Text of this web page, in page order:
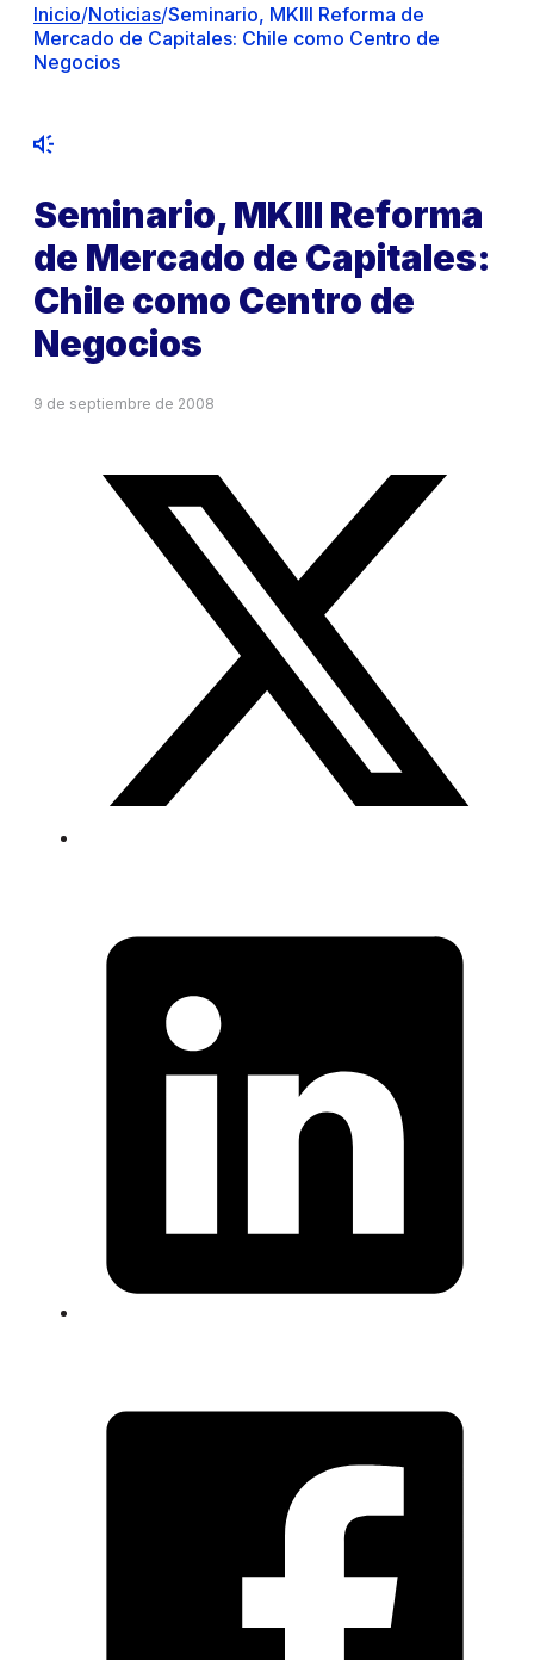
Inicio/Noticias/Seminario, MKIII Reforma de
Mercado de Capitales: Chile como Centro de
Negocios
Seminario, MKIII Reforma
de Mercado de Capitales:
Chile como Centro de
Negocios
9 de septiembre de 2008